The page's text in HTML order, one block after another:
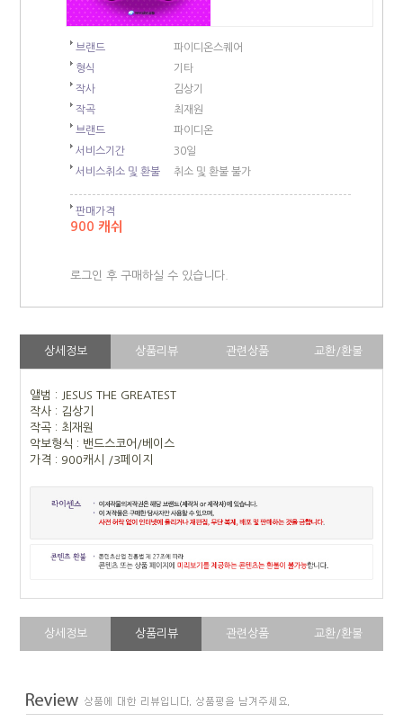
브랜드
파이디온스퀘어
형식
기타
작사
김상기
작곡
최재원
브랜드
파이디온
서비스기간
30일
서비스취소 및 환불
취소 및 환불 불가
판매가격
900 캐쉬
로그인 후 구매하실 수 있습니다.
상세정보 상품리뷰 관련상품 교환/환불
앨범 : JESUS THE GREATEST
작사 : 김상기
작곡 : 최재원
악보형식 : 밴드스코어/베이스
가격 : 900캐시 /3페이지
상세정보 상품리뷰 관련상품 교환/환불